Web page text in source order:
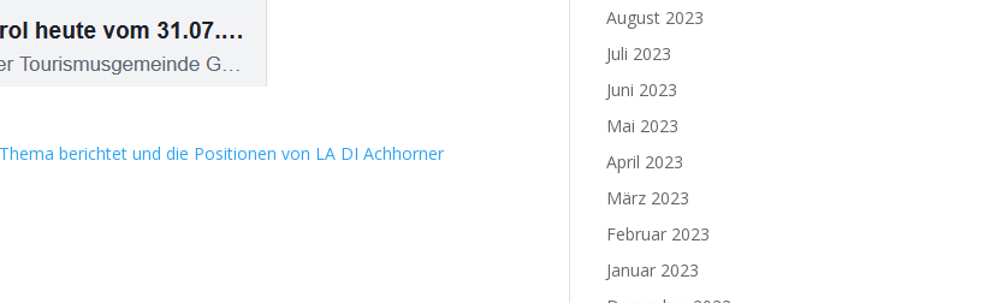
berichtet und die Positionen von LA DI Achhorner
August 2023
Juli 2023
Juni 2023
Mai 2023
April 2023
März 2023
Februar 2023
Januar 2023